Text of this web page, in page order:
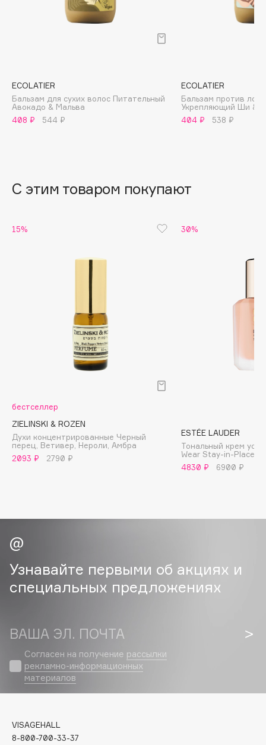
Banderas
Basicare
Batiste
beautyblender
Boadicea The Victorious
BORK
Bvlgari
by TERRY
Cadence
Capelli Dorati
Carbon Theory
Catrice
Celimax
Cettua
Chupa Chups
Clarins
Clarins Precious
ECOLATIER
Бальзам для сухих волос Питательный
Авокадо & Мальва
408 ₽
544 ₽
ECOLATIER
Бальзам против
Укрепляющий Ши &
404 ₽
538 ₽
С этим товаром покупают
15%
бестселлер
ZIELINSKI & ROZEN
Духи концентрированные Черный
перец, Ветивер, Нероли, Амбра
2093 ₽
2790 ₽
30%
ESTÉE LAUDER
Тональный крем
Wear Stay-in-Place
4830 ₽
6900 ₽
Узнавайте первыми об акциях и
специальных предложениях
ВАША ЭЛ. ПОЧТА
Согласен на получение рассылки
рекламно-информационных
материалов
VISAGEHALL
8-800-700-33-37